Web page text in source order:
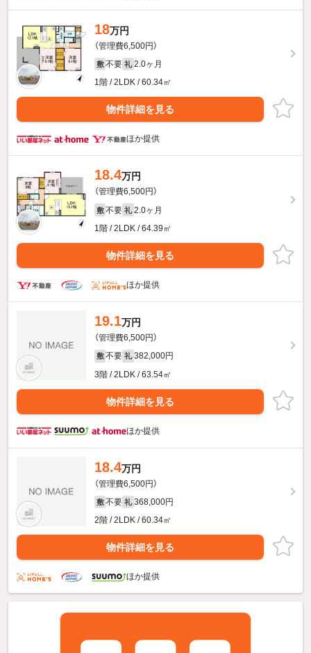
18万円
（管理費6,500円）
敷 不要 礼 2.0ヶ月
1階 / 2LDK / 60.34㎡
物件詳細を見る
ほか提供
18.4万円
（管理費6,500円）
敷 不要 礼 2.0ヶ月
1階 / 2LDK / 64.39㎡
物件詳細を見る
ほか提供
19.1万円
（管理費6,500円）
敷 不要 礼 382,000円
3階 / 2LDK / 63.54㎡
物件詳細を見る
ほか提供
18.4万円
（管理費6,500円）
敷 不要 礼 368,000円
2階 / 2LDK / 60.34㎡
物件詳細を見る
ほか提供